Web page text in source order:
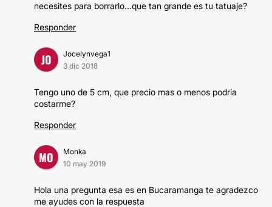
necesites para borrarlo...que tan grande es tu tatuaje?
Responder
JO
Jocelynvega1
3 dic 2018
Tengo uno de 5 cm, que precio mas o menos podria
costarme?
Responder
MO
Monka
10 may 2019
Hola una pregunta esa es en Bucaramanga te agradezco
me ayudes con la respuesta